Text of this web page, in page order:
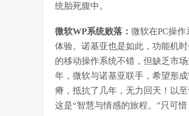
统胎死腹中。
微软WP系统败落： 微软在PC操
体验。诺基亚也是如此，功能机
的移动操作系统不错，但缺乏市
年，微软与诺基亚联手，希望形
瘠，抵抗了几年，无力回天！以
这是“智慧与情感的旅程。”只可